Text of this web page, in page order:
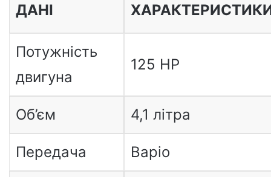
ДАНІ
Потужність
двигуна
125 HP
Об’єм 4,1 літра
Передача Варіо